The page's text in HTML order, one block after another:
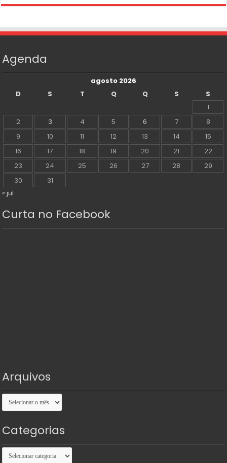
Agenda
agosto 2026
D
S T Q Q S
S
1
2
3 4 5 6 7
8
9
10 11 12 13 14
15
16
17 18 19 20 21
22
23
24 25 26 27 28
29
30
31
« jul
Curta no Facebook
Arquivos
Arquivos
Categorias
Categorias